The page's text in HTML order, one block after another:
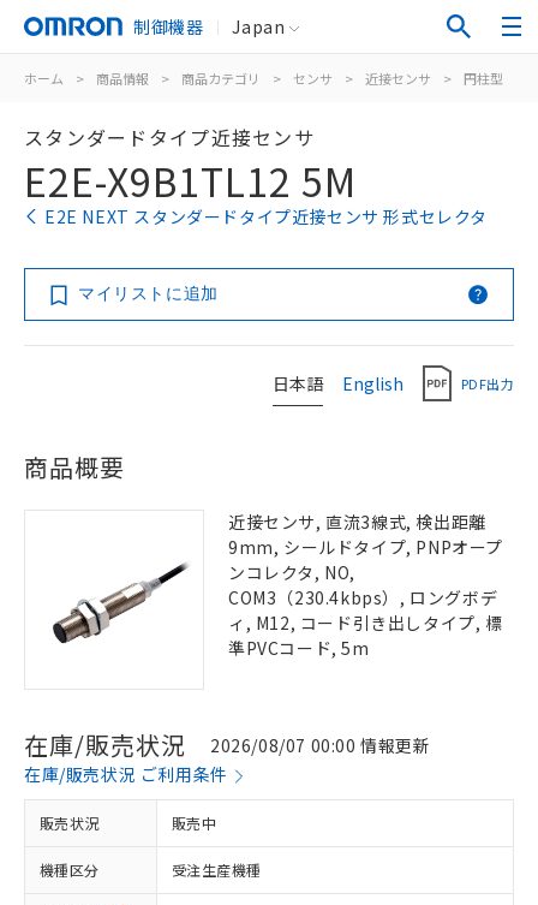
制御機器 Japan
ホーム > 商品情報 > 商品カテゴリ > センサ > 近接センサ > 円柱型
スタンダードタイプ近接センサ
E2E-X9B1TL12 5M
E2E NEXT スタンダードタイプ近接センサ 形式セレクタ
マイリストに追加
日本語 English PDF出力
商品概要
近接センサ, 直流3線式, 検出距離
9mm, シールドタイプ, PNPオープ
ンコレクタ, NO,
COM3（230.4kbps）, ロングボデ
ィ, M12, コード引き出しタイプ, 標
準PVCコード, 5m
在庫/販売状況
2026/08/07 00:00 情報更新
在庫/販売状況 ご利用条件
販売状況 販売中
機種区分 受注生産機種